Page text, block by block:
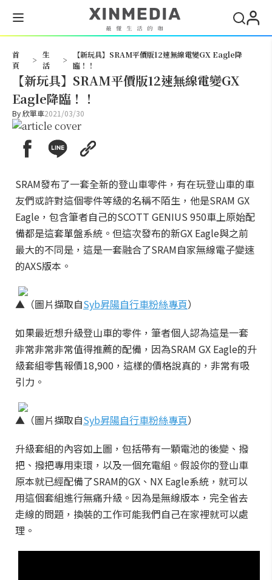
首
頁
>
生
活
>
【新玩具】SRAM平價版12速無線電變GX Eagle降
臨！！
【新玩具】SRAM平價版12速無線電變GX
Eagle降臨！！
By欣單車2021/03/30
SRAM發布了一套全新的登山車零件，有在玩登山車的車
友們或許對這個零件等級的名稱不陌生，他是SRAM GX
Eagle，包含筆者自己的SCOTT GENIUS 950車上原始配
備都是這套單盤系統。但這次發布的新GX Eagle與之前
最大的不同是，這是一套融合了SRAM自家無線電子變速
的AXS版本。
▲（圖片擷取自Syb昇陽自行車粉絲專頁）
如果最近想升級登山車的零件，筆者個人認為這是一套
非常非常非常值得推薦的配備，因為SRAM GX Eagle的升
級套組零售報價18,900，這樣的價格說真的，非常有吸
引力。
▲（圖片擷取自Syb昇陽自行車粉絲專頁）
升級套組的內容如上圖，包括帶有一顆電池的後變、撥
把、撥把專用束環，以及一個充電組。假設你的登山車
原本就已經配備了SRAM的GX、NX Eagle系統，就可以
用這個套組進行無痛升級。因為是無線版本，完全省去
走線的問題，換裝的工作可能我們自己在家裡就可以處
理。